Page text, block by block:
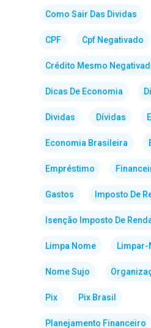
Como Sair Das Dividas
CPF Cpf Negativado
Crédito Mesmo
Dicas De Economia
Dividas Dívidas
Economia Brasileira
Empréstimo
Gastos Imposto De
Isenção Imposto De
Limpa Nome Limpar-
Nome Sujo
Pix Pix Brasil
Planejamento Financeiro